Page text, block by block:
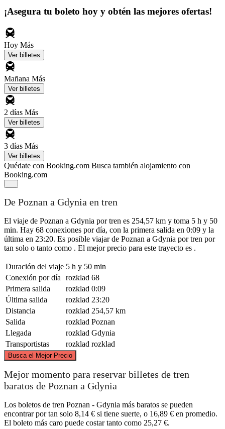
¡Asegura tu boleto hoy y obtén las mejores ofertas!
Hoy Más
Ver billetes
Mañana Más
Ver billetes
2 días Más
Ver billetes
3 días Más
Ver billetes
Quédate con Booking.com Busca también alojamiento con
Booking.com
De Poznan a Gdynia en tren
El viaje de Poznan a Gdynia por tren es 254,57 km y toma 5 h y 50
min. Hay 68 conexiones por día, con la primera salida en 0:09 y la
última en 23:20. Es posible viajar de Poznan a Gdynia por tren por
tan solo o tanto como . El mejor precio para este trayecto es .
Duración del viaje 5 h y 50 min
Conexión por día
rozklad 68
Primera salida
rozklad 0:09
Última salida
rozklad 23:20
Distancia
rozklad 254,57 km
Salida
rozklad Poznan
Llegada
rozklad Gdynia
Transportistas
rozklad rozklad
Busca el Mejor Precio
©
Mejor momento para reservar billetes de tren
baratos de Poznan a Gdynia
Los boletos de tren Poznan - Gdynia más baratos se pueden
encontrar por tan solo 8,14 € si tiene suerte, o 16,89 € en promedio.
El boleto más caro puede costar tanto como 25,27 €.